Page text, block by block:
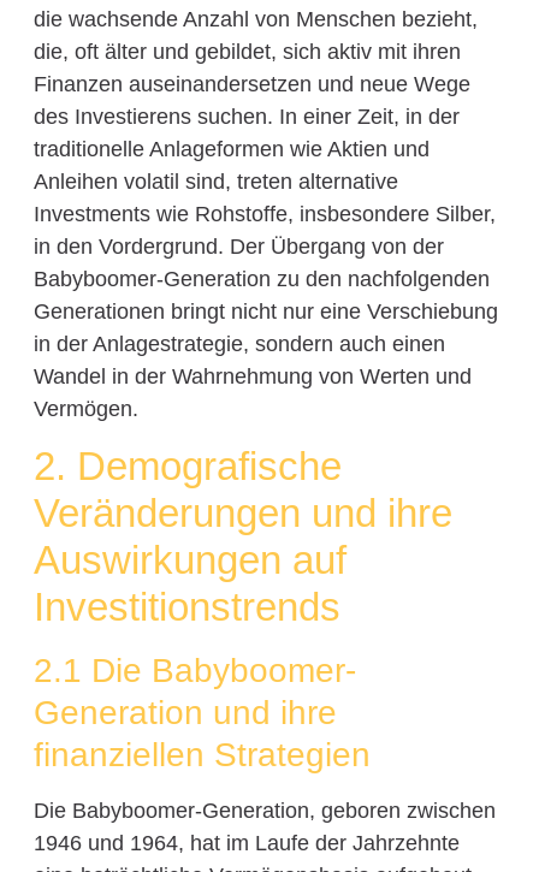
die wachsende Anzahl von Menschen bezieht,
die, oft älter und gebildet, sich aktiv mit ihren
Finanzen auseinandersetzen und neue Wege
des Investierens suchen. In einer Zeit, in der
traditionelle Anlageformen wie Aktien und
Anleihen volatil sind, treten alternative
Investments wie Rohstoffe, insbesondere Silber,
in den Vordergrund. Der Übergang von der
Babyboomer-Generation zu den nachfolgenden
Generationen bringt nicht nur eine Verschiebung
in der Anlagestrategie, sondern auch einen
Wandel in der Wahrnehmung von Werten und
Vermögen.
2. Demografische
Veränderungen und ihre
Auswirkungen auf
Investitionstrends
2.1 Die Babyboomer-
Generation und ihre
finanziellen Strategien
Die Babyboomer-Generation, geboren zwischen
1946 und 1964, hat im Laufe der Jahrzehnte